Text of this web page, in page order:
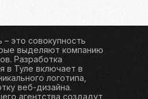
это совокупность
выделяют компанию
Разработка
в Туле включает в
логотипа,
веб-дизайна.
агентства создадут